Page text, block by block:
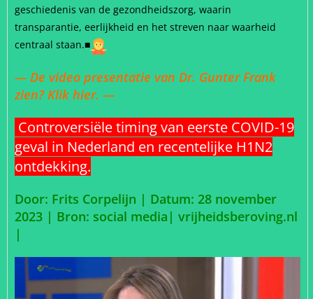
geschiedenis van de gezondheidszorg, waarin
transparantie, eerlijkheid en het streven naar waarheid
centraal staan.■
— De video presentatie van Dr. Gunter Frank
zien? Klik hier. —
Controversiële timing van eerste COVID-19
geval in Nederland en recentelijke H1N2
ontdekking.
Door: Frits Corpelijn | Datum: 28 november
2023 | Bron: social media| vrijheidsberoving.nl
|